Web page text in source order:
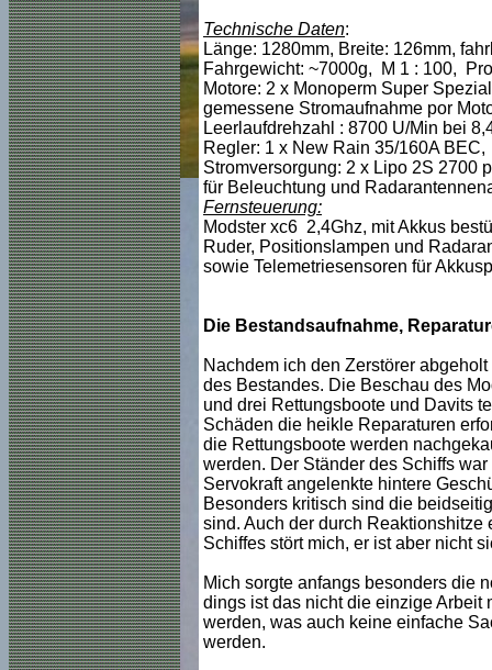
Technische Daten:
Länge: 1280mm, Breite: 126mm,
Fahrgewicht: ~7000g, M 1 : 100,
Motore: 2 x Monoperm Super
gemessene Stromaufnahme por
Leerlaufdrehzahl : 8700 U/Min bei
Regler: 1 x New Rain 35/160A BEC,
Stromversorgung: 2 x Lipo 2S
für Beleuchtung und
Fernsteuerung:
Modster xc6 2,4Ghz, mit Akkus
Ruder, Positionslampen und
sowie Telemetriesensoren für
Die Bestandsaufnahme,
Nachdem ich den Zerstörer
des Bestandes. Die Beschau des
und drei Rettungsboote und Davits
Schäden die heikle Reparaturen
die Rettungsboote werden
werden. Der Ständer des Schiffs
Servokraft angelenkte hintere
Besonders kritisch sind die
sind. Auch der durch
Schiffes stört mich, er ist aber nicht
Mich sorgte anfangs besonders die
dings ist das nicht die einzige Arbeit
werden, was auch keine einfache
werden.